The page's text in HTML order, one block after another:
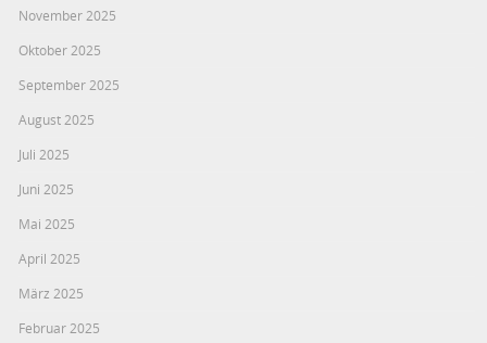
November 2025
Oktober 2025
September 2025
August 2025
Juli 2025
Juni 2025
Mai 2025
April 2025
März 2025
Februar 2025